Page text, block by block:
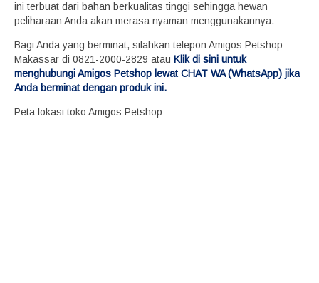
ini terbuat dari bahan berkualitas tinggi sehingga hewan
peliharaan Anda akan merasa nyaman menggunakannya.
Bagi Anda yang berminat, silahkan telepon Amigos Petshop
Makassar di 0821-2000-2829 atau Klik di sini untuk
menghubungi Amigos Petshop lewat CHAT WA (WhatsApp) jika
Anda berminat dengan produk ini.
Peta lokasi toko Amigos Petshop